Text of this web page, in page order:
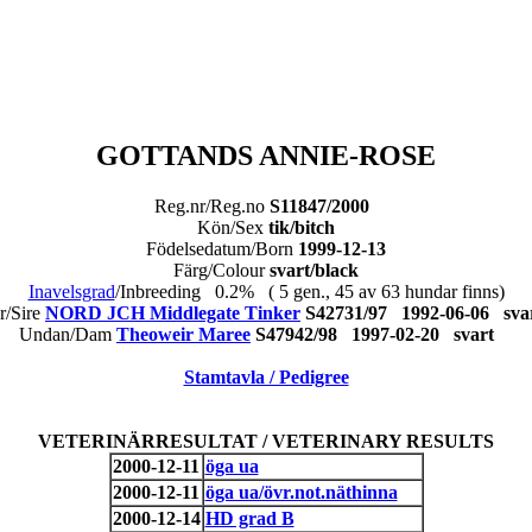
GOTTANDS ANNIE-ROSE
Reg.nr/Reg.no S11847/2000
Kön/Sex tik/bitch
Födelsedatum/Born 1999-12-13
Färg/Coloursvart/black
Inavelsgrad/Inbreeding 0.2% ( 5 gen., 45 av 63 hundar finns)
Sire NORD JCH Middlegate Tinker S42731/97 1992-06-06
Undan/Dam Theoweir Maree S47942/98 1997-02-20 svart
Stamtavla / Pedigree
VETERINÄRRESULTAT / VETERINARY RESULTS
2000-12-11 öga ua
2000-12-11 öga ua/övr.not.näthinna
2000-12-14 HD grad B